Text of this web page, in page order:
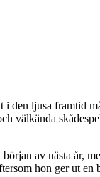
ljusa framtid
välkända
av nästa år,
hon ger ut en